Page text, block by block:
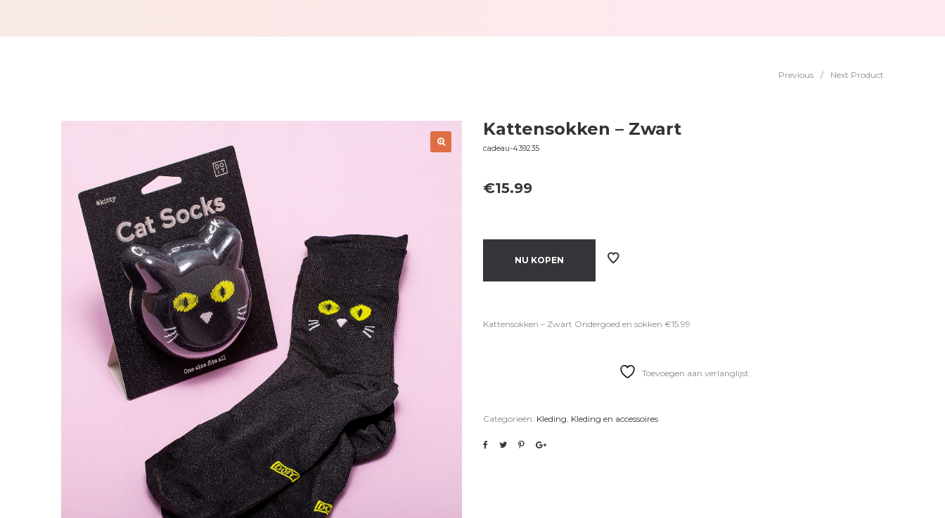
Previous / Next Product
Kattensokken – Zwart
cadeau-439235
€15.99
NU KOPEN
Kattensokken – Zwart Ondergoed en sokken €15.99
Toevoegen aan verlanglijst
Categorieën: Kleding, Kleding en accessoires